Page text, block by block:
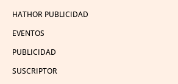
HATHOR PUBLICIDAD
EVENTOS
PUBLICIDAD
SUSCRIPTOR